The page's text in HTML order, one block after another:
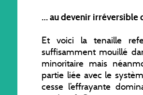
… au devenir irréversible
Et voici la tenaille
suffisamment mouillé
minoritaire mais
partie liée avec le
cesse l’effrayante